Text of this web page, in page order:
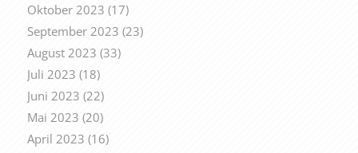
Oktober 2023 (17)
September 2023 (23)
August 2023 (33)
Juli 2023 (18)
Juni 2023 (22)
Mai 2023 (20)
April 2023 (16)